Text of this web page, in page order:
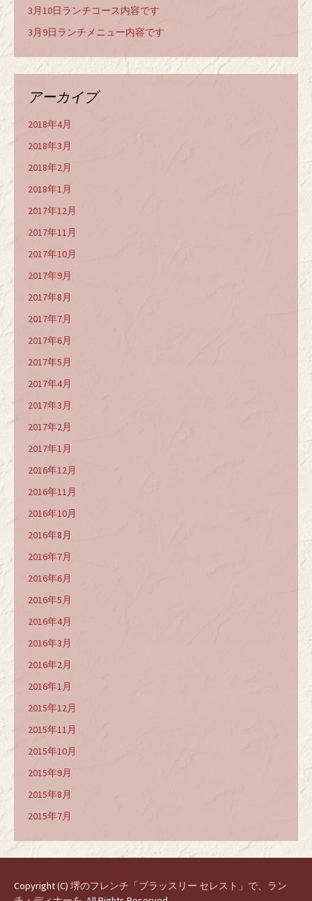
3月10日ランチコース内容です
3月9日ランチメニュー内容です
アーカイブ
2018年4月
2018年3月
2018年2月
2018年1月
2017年12月
2017年11月
2017年10月
2017年9月
2017年8月
2017年7月
2017年6月
2017年5月
2017年4月
2017年3月
2017年2月
2017年1月
2016年12月
2016年11月
2016年10月
2016年8月
2016年7月
2016年6月
2016年5月
2016年4月
2016年3月
2016年2月
2016年1月
2015年12月
2015年11月
2015年10月
2015年9月
2015年8月
2015年7月
Copyright (C) 堺のフレンチ「ブラッスリー セレスト」で、ラン